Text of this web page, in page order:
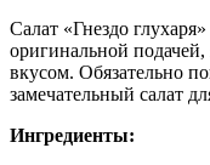
Салат «Гнездо
оригинальной
вкусом. Обязательно
замечательный салат
Ингредиенты: